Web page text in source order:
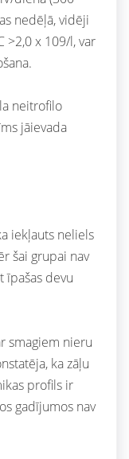
nedēļā, vidēji
>2,0 x 109/l, var
neitrofilo
jāievada
iekļauts neliels
šai grupai nav
īpašas devu
smagiem nieru
ka zāļu
profils ir
gadījumos nav